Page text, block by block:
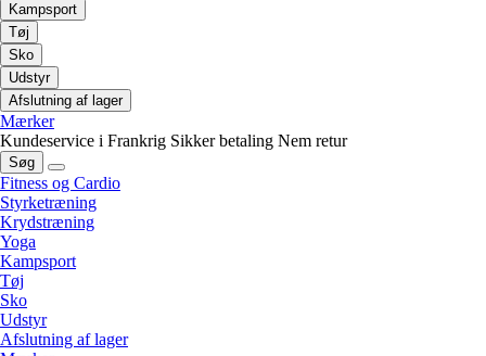
Kampsport
Tøj
Sko
Udstyr
Afslutning af lager
Mærker
Kundeservice i Frankrig Sikker betaling Nem retur
Søg
Fitness og Cardio
Styrketræning
Krydstræning
Yoga
Kampsport
Tøj
Sko
Udstyr
Afslutning af lager